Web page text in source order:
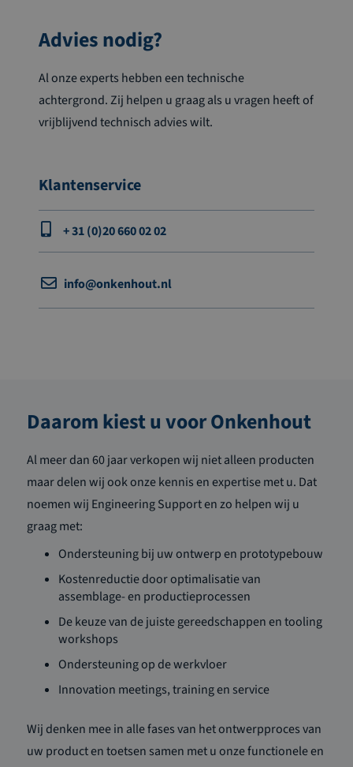
Advies nodig?
Al onze experts hebben een technische
achtergrond. Zij helpen u graag als u vragen heeft of
vrijblijvend technisch advies wilt.
Klantenservice
+ 31 (0)20 660 02 02
info@onkenhout.nl
Daarom kiest u voor Onkenhout
Al meer dan 60 jaar verkopen wij niet alleen producten
maar delen wij ook onze kennis en expertise met u. Dat
noemen wij Engineering Support en zo helpen wij u
graag met:
Ondersteuning bij uw ontwerp en prototypebouw
Kostenreductie door optimalisatie van
assemblage- en productieprocessen
De keuze van de juiste gereedschappen en tooling
workshops
Ondersteuning op de werkvloer
Innovation meetings, training en service
Wij denken mee in alle fases van het ontwerpproces van
uw product en toetsen samen met u onze functionele en